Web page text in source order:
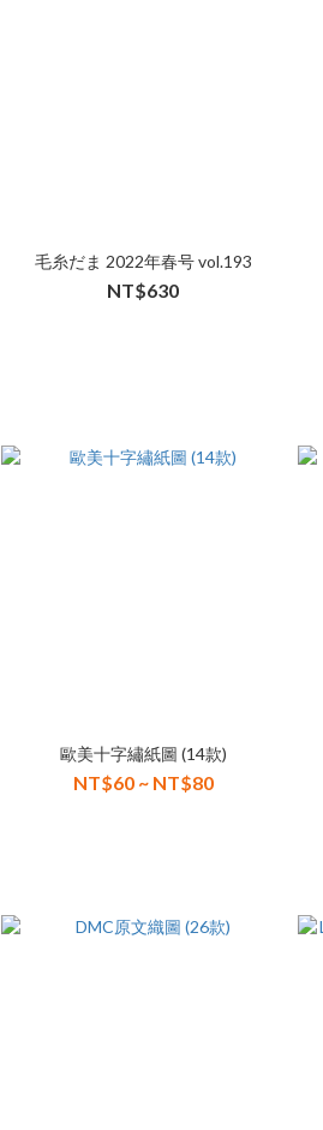
毛糸だま 2022年春号 vol.193
NT$630
歐美十字繡紙圖 (14款)
NT$60 ~ NT$80